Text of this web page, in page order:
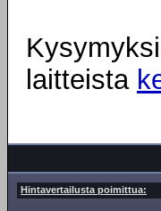
laitteista
Hintavertailusta poimittua: